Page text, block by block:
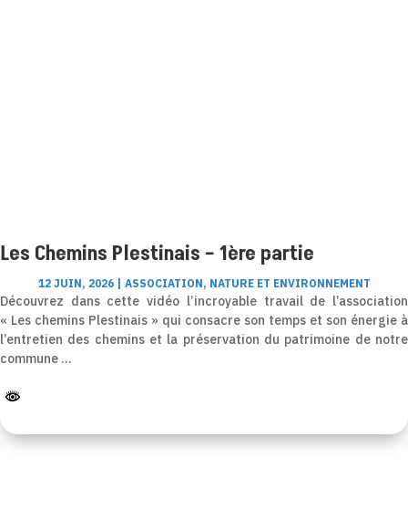
Les Chemins Plestinais – 1ère partie
12 JUIN, 2026| ASSOCIATION, NATURE ET ENVIRONNEMENT
Découvrez dans cette vidéo l’incroyable travail de l’association
« Les chemins Plestinais » qui consacre son temps et son énergie à
l’entretien des chemins et la préservation du patrimoine de notre
commune …